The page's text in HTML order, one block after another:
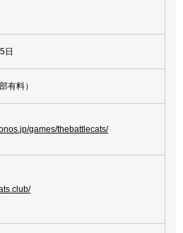
日
有料）
games/thebattlecats/